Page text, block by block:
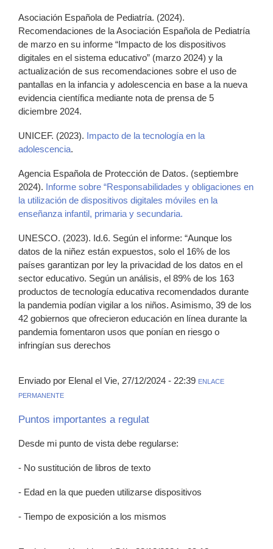
Asociación Española de Pediatría. (2024).
Recomendaciones de la Asociación Española de Pediatría
de marzo en su informe “Impacto de los dispositivos
digitales en el sistema educativo” (marzo 2024) y la
actualización de sus recomendaciones sobre el uso de
pantallas en la infancia y adolescencia en base a la nueva
evidencia científica mediante nota de prensa de 5
diciembre 2024.
UNICEF. (2023). Impacto de la tecnología en la
adolescencia.
Agencia Española de Protección de Datos. (septiembre
2024). Informe sobre “Responsabilidades y obligaciones en
la utilización de dispositivos digitales móviles en la
enseñanza infantil, primaria y secundaria.
UNESCO. (2023). Id.6. Según el informe: “Aunque los
datos de la niñez están expuestos, solo el 16% de los
países garantizan por ley la privacidad de los datos en el
sector educativo. Según un análisis, el 89% de los 163
productos de tecnología educativa recomendados durante
la pandemia podían vigilar a los niños. Asimismo, 39 de los
42 gobiernos que ofrecieron educación en línea durante la
pandemia fomentaron usos que ponían en riesgo o
infringían sus derechos
Enviado por Elenal el Vie, 27/12/2024 - 22:39 ENLACE
PERMANENTE
Puntos importantes a regulat
Desde mi punto de vista debe regularse:
- No sustitución de libros de texto
- Edad en la que pueden utilizarse dispositivos
- Tiempo de exposición a los mismos